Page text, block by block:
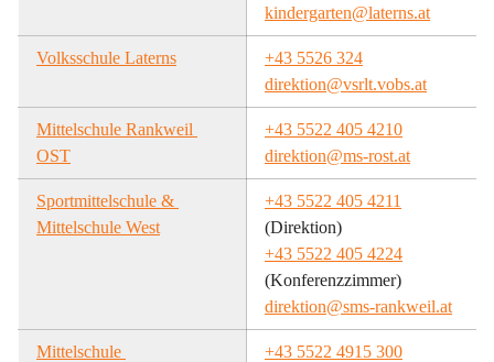
kindergarten@laterns.at
Volksschule Laterns
+43 5526 324
direktion@vsrlt.vobs.at
Mittelschule Rankweil
OST
+43 5522 405 4210
direktion@ms-rost.at
Sportmittelschule &
Mittelschule West
+43 5522 405 4211
(Direktion)
+43 5522 405 4224
(Konferenzzimmer)
direktion@sms-rankweil.at
Mittelschule
+43 5522 4915 300